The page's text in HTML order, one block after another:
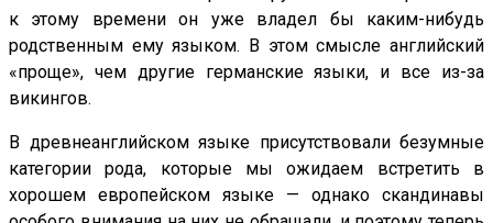
к этому времени он уже владел бы каким-нибудь
родственным ему языком. В этом смысле английский
«проще», чем другие германские языки, и все из-за
викингов.
В древнеанглийском языке присутствовали безумные
категории рода, которые мы ожидаем встретить в
хорошем европейском языке — однако скандинавы